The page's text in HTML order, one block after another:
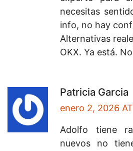
necesitas
info, no hay
Alternativas
OKX. Ya está.
Patricia Garcia
enero 2, 2026
Adolfo tiene
nuevos no